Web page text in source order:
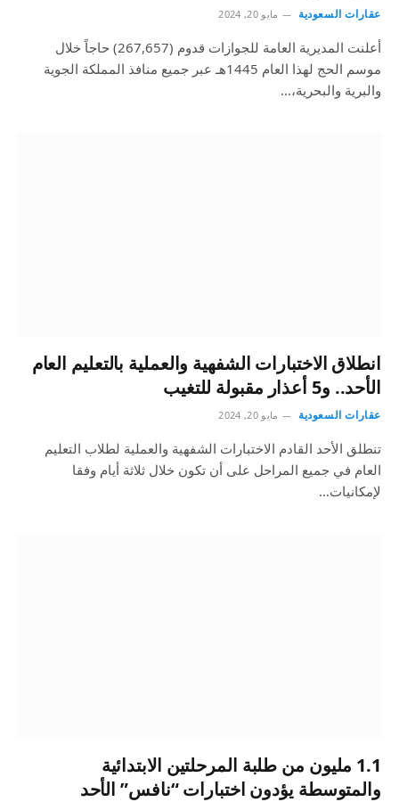
عقارات السعودية مايو 20, 2024
أعلنت المديرية العامة للجوازات قدوم (267,657) حاجاً خلال
موسم الحج لهذا العام 1445هـ عبر جميع منافذ المملكة الجوية
والبرية والبحرية،…
انطلاق الاختبارات الشفهية والعملية بالتعليم العام
الأحد.. و5 أعذار مقبولة للتغيب
عقارات السعودية مايو 20, 2024
تنطلق الأحد القادم الاختبارات الشفهية والعملية لطلاب التعليم
العام في جميع المراحل على أن تكون خلال ثلاثة أيام وفقا
لإمكانيات…
1.1 مليون من طلبة المرحلتين الابتدائية
والمتوسطة يؤدون اختبارات “نافس” الأحد